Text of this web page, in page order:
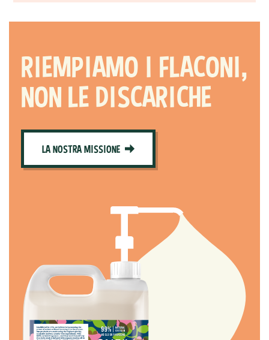
RIEMPIAMO I FLACONI,
NON LE DISCARICHE
LA NOSTRA MISSIONE